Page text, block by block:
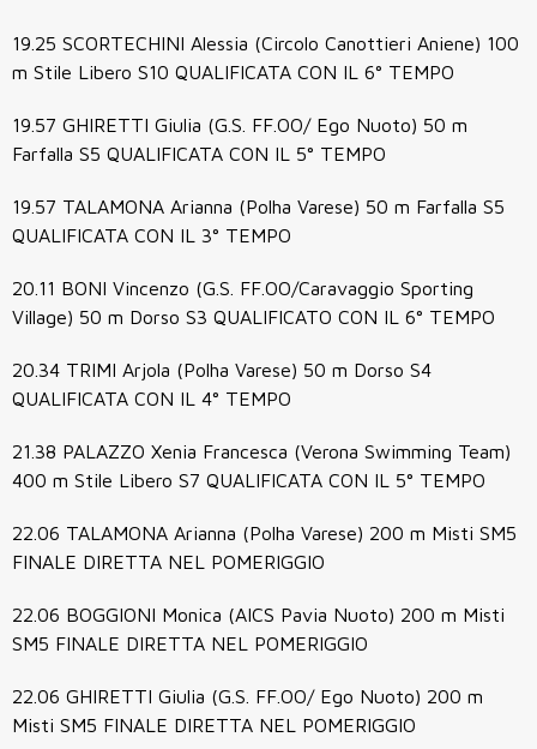
19.25 SCORTECHINI Alessia (Circolo Canottieri Aniene) 100
m Stile Libero S10 QUALIFICATA CON IL 6° TEMPO
19.57 GHIRETTI Giulia (G.S. FF.OO/ Ego Nuoto) 50 m
Farfalla S5 QUALIFICATA CON IL 5° TEMPO
19.57 TALAMONA Arianna (Polha Varese) 50 m Farfalla S5
QUALIFICATA CON IL 3° TEMPO
20.11 BONI Vincenzo (G.S. FF.OO/Caravaggio Sporting
Village) 50 m Dorso S3 QUALIFICATO CON IL 6° TEMPO
20.34 TRIMI Arjola (Polha Varese) 50 m Dorso S4
QUALIFICATA CON IL 4° TEMPO
21.38 PALAZZO Xenia Francesca (Verona Swimming Team)
400 m Stile Libero S7 QUALIFICATA CON IL 5° TEMPO
22.06 TALAMONA Arianna (Polha Varese) 200 m Misti SM5
FINALE DIRETTA NEL POMERIGGIO
22.06 BOGGIONI Monica (AICS Pavia Nuoto) 200 m Misti
SM5 FINALE DIRETTA NEL POMERIGGIO
22.06 GHIRETTI Giulia (G.S. FF.OO/ Ego Nuoto) 200 m
Misti SM5 FINALE DIRETTA NEL POMERIGGIO